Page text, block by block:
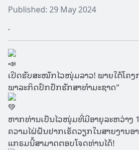
Published: 29 May 2024
.
ເປີດຮັບສະໝັກໄວໜຸ່ມລາວ! ພາຍໃຕ້ໂຄ
ພາລະກິດປົກປັກຮັກສາທຳມະຊາດ"
ຫາກທ່ານເປັນໄວໜຸ່ມທີ່ມີອາຍຸລະຫວ່າງ
ຄວາມໄຝ່ຝັນຢາກເຮັດວຽກໃນສາຍງານອ
ແກຣມນີ້ສາມາດຕອບໂຈດທ່ານໄດ້!